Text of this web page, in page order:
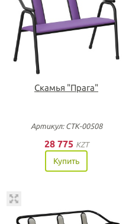
Скамья "Прага"
Артикул: СТК-00508
28 775 KZT
Купить